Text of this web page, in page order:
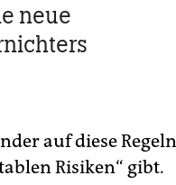
neue
auf diese
Risiken“ gibt.